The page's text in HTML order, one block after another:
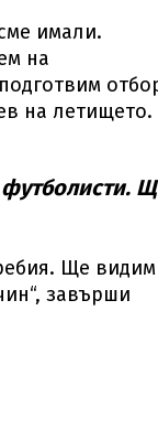
имали.
на
на летището.
Ще видим
завърши